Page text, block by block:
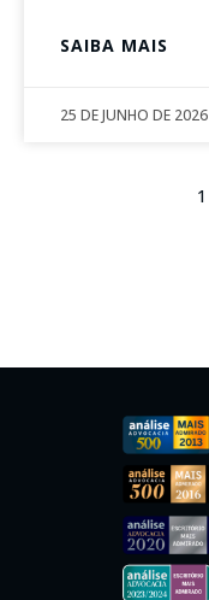
SAIBA MAIS
25 DE JUNHO DE 2026
1